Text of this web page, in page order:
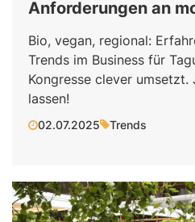
Anforderungen an
Bio, vegan, regional:
Trends im Business für
Kongresse clever
lassen!
02.07.2025 Trends